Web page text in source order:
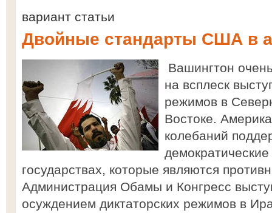
вариант статьи
Двойные стандарты США в
Вашингтон
на всплеск
режимов в
Востоке.
колебаний
государствах, которые являются
Администрация Обамы и Конгресс
осуждением диктаторских режимов в